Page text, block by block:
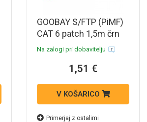
GOOBAY S/FTP (PiMF)
CAT 6 patch 1,5m črn
mrežni povezovalni
Na zalogi pri dobavitelju
1,51 €
V KOŠARICO
Primerjaj z ostalimi